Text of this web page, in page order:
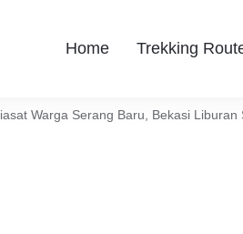
Bogor By Lintas Group
Bogor untuk anda yang ingin
Home Trekking
Warga Serang Baru, Bekasi Liburan